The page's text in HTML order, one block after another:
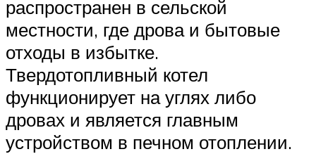
распространен в сельской
местности, где дрова и бытовые
отходы в избытке.
Твердотопливный котел
функционирует на углях либо
дровах и является главным
устройством в печном отоплении.